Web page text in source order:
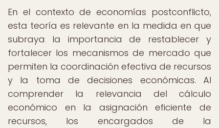
En el contexto de economías postconflicto,
esta teoría es relevante en la medida en que
subraya la importancia de restablecer y
fortalecer los mecanismos de mercado que
permiten la coordinación efectiva de recursos
y la toma de decisiones económicas. Al
comprender la relevancia del cálculo
económico en la asignación eficiente de
recursos, los encargados de la